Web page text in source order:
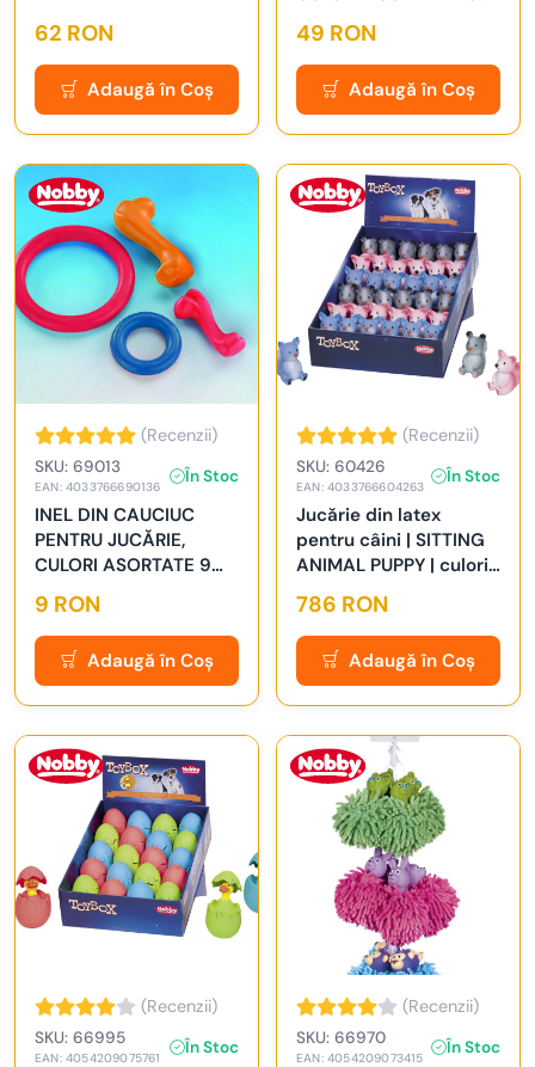
62 RON
Adaugă în Coș
49 RON
Adaugă în Coș
(Recenzii)
SKU: 69013
EAN: 4033766690136
În Stoc
INEL DIN CAUCIUC
PENTRU JUCĂRIE,
CULORI ASORTATE 9
9 RON
Adaugă în Coș
(Recenzii)
SKU: 60426
EAN: 4033766604263
În Stoc
Jucărie din latex
pentru câini | SITTING
ANIMAL PUPPY | culori
buc. | 6,5-7,5 cm
786 RON
Adaugă în Coș
(Recenzii)
SKU: 66995
EAN: 4054209075761
În Stoc
(Recenzii)
SKU: 66970
EAN: 4054209073415
În Stoc